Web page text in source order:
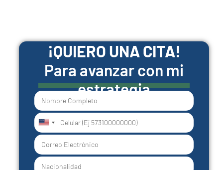
¡QUIERO UNA CITA!
Para avanzar con mi
estrategia
United
States
+1